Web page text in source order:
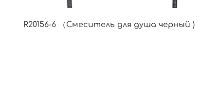
R20156-6 （Смеситель для душа черный )